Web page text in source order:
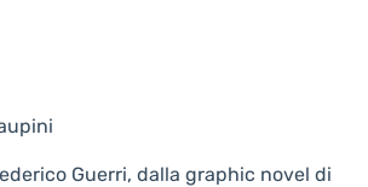
Guerri, dalla graphic novel di